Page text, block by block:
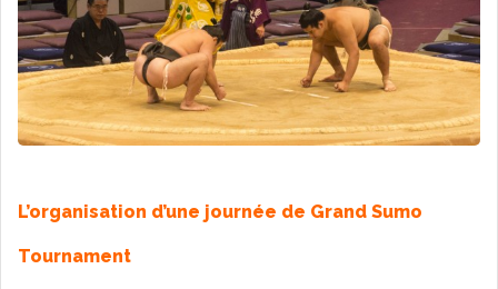
L’organisation d’une journée de Grand Sumo
Tournament